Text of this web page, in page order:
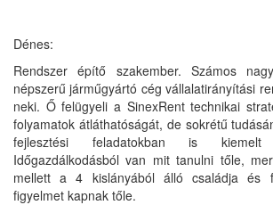
Dénes:
Rendszer építő szakember. Számos
népszerű járműgyártó cég vállalatirányítási
neki. Ő felügyeli a SinexRent technikai
folyamatok átláthatóságát, de sokrétű
fejlesztési feladatokban is
Időgazdálkodásból van mit tanulni tőle,
mellett a 4 kislányából álló családja és
figyelmet kapnak tőle.